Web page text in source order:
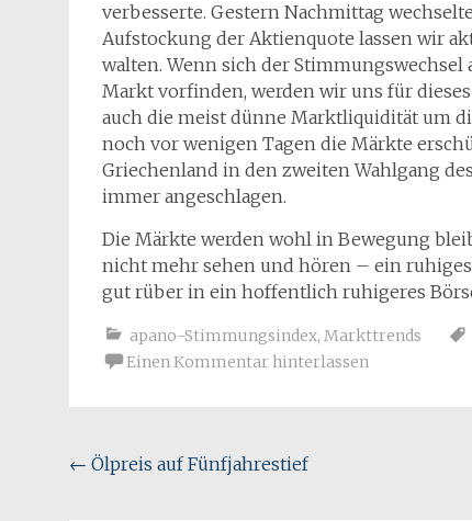
verbesserte. Gestern Nachmittag
Aufstockung der Aktienquote lassen wir
walten. Wenn sich der
Markt vorfinden, werden wir uns für
auch die meist dünne Marktliquidität um
noch vor wenigen Tagen die Märkte
Griechenland in den zweiten Wahlgang
immer angeschlagen.
Die Märkte werden wohl in Bewegung
nicht mehr sehen und hören – ein
gut rüber in ein hoffentlich ruhigeres
apano-Stimmungsindex, Markttrends
Einen Kommentar hinterlassen
Beitragsnavigation
← Ölpreis auf Fünfjahrestief